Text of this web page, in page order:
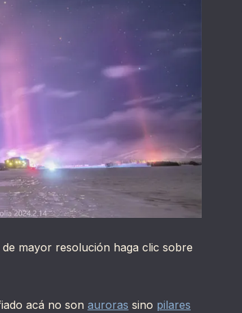
mayor resolución haga clic sobre
acá no son auroras sino pilares